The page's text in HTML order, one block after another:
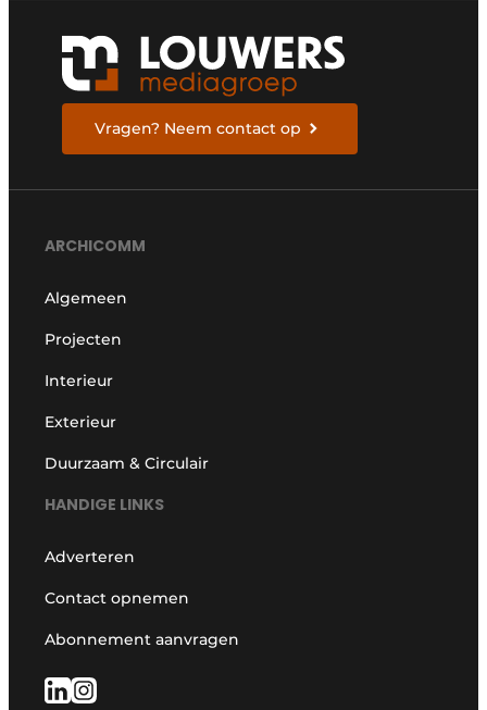
Vragen? Neem contact op
ARCHICOMM
Algemeen
Projecten
Interieur
Exterieur
Duurzaam & Circulair
HANDIGE LINKS
Adverteren
Contact opnemen
Abonnement aanvragen